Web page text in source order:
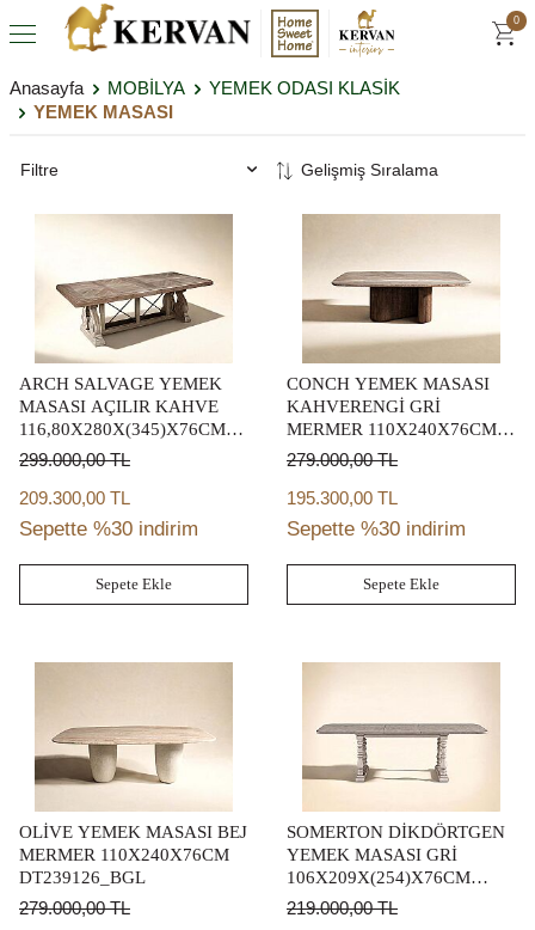
0
Anasayfa MOBİLYA
YEMEK ODASI KLASİK
YEMEK MASASI
Filtre
ARCH SALVAGE YEMEK
MASASI AÇILIR KAHVE
116,80X280X(345)X76CM
233221-2802TP-BS
299.000,00TL
209.300,00 TL
Sepette %30 indirim
Sepete Ekle
CONCH YEMEK MASASI
KAHVERENGİ GRİ
MERMER 110X240X76CM
DT239122_BND
279.000,00TL
195.300,00 TL
Sepette %30 indirim
Sepete Ekle
OLİVE YEMEK MASASI BEJ
MERMER 110X240X76CM
DT239126_BGL
279.000,00TL
SOMERTON DİKDÖRTGEN
YEMEK MASASI GRİ
106X209X(254)X76CM
303220-2840
219.000,00TL